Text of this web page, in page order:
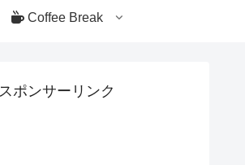
Coffee Break
スポンサーリンク